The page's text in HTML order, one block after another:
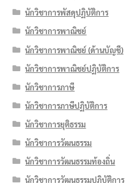
นักวิชาการพัสดุปฏิบัติการ
นักวิชาการพาณิชย์
นักวิชาการพาณิชย์ (ด้านบัญชี)
นักวิชาการพาณิชย์ปฏิบัติการ
นักวิชาการภาษี
นักวิชาการภาษีปฏิบัติการ
นักวิชาการยุติธรรม
นักวิชาการวัฒนธรรม
นักวิชาการวัฒนธรรมท้องถิ่น
นักวิชาการวัฒนธรรมปฏิบัติการ